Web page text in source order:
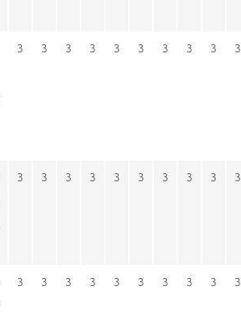
3 3 3 3 3 3 3 3 3 3
3 3 3 3 3 3 3 3 3 3
3 3 3 3 3 3 3 3 3 3